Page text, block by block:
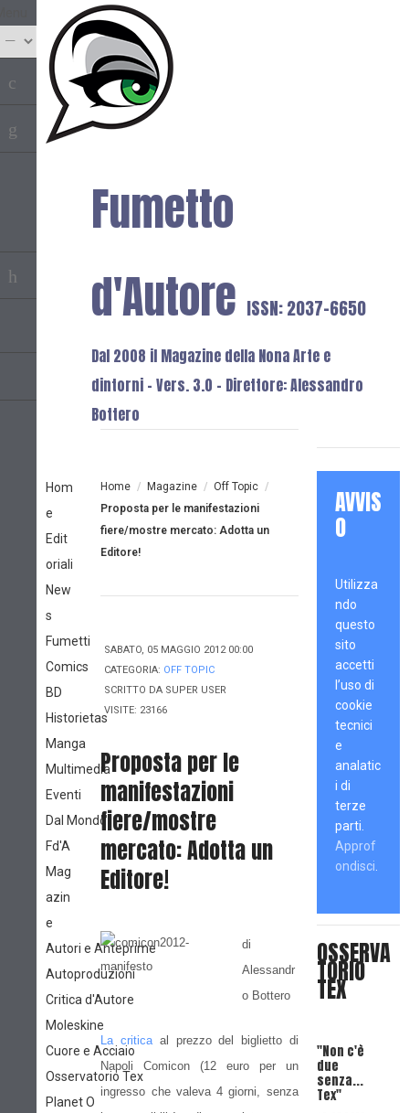
Fumetto
d'Autore ISSN: 2037-6650
Dal 2008 il Magazine della Nona Arte e
dintorni - Vers. 3.0 - Direttore: Alessandro
Bottero
Home / Magazine / Off Topic /
Proposta per le manifestazioni
fiere/mostre mercato: Adotta un
Editore!
SABATO, 05 MAGGIO 2012 00:00
CATEGORIA: OFF TOPIC
SCRITTO DA SUPER USER
VISITE: 23166
Proposta per le
manifestazioni
fiere/mostre
mercato: Adotta un
Editore!
di
Alessandr
o Bottero
La criticaal prezzo del biglietto di
Napoli Comicon (12 euro per un
ingresso che valeva 4 giorni, senza
AVVIS
O
Utilizza
ndo
questo
sito
accetti
l’uso di
cookie
tecnici
e
analatic
i di
terze
parti.
Approf
ondisci
OSSERVA
TORIO
TEX
"Non c'è
due
senza...
Tex"
Hom
e
Edit
oriali
New
s
Fumetti
Comics
BD
Historietas
Manga
Multimedia
Eventi
Dal Mondo
Fd'A
Mag
azin
e
Autori e Anteprime
Autoproduzioni
Critica d'Autore
Moleskine
Cuore e Acciaio
Osservatorio Tex
Planet O